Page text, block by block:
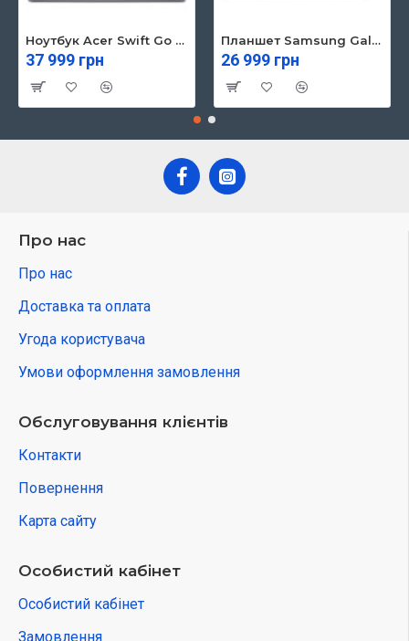
Ноутбук Acer Swift Go 16 SFG16-71 (NX.KVZEU.003)
37 999 грн
Планшет Samsung Galaxy Tab S10 FE 5G 8/128GB Gray (SM-X526BZAREUC)
26 999 грн
Про нас
Про нас
Доставка та оплата
Угода користувача
Умови оформлення замовлення
Обслуговування клієнтів
Контакти
Повернення
Карта сайту
Особистий кабінет
Особистий кабінет
Замовлення